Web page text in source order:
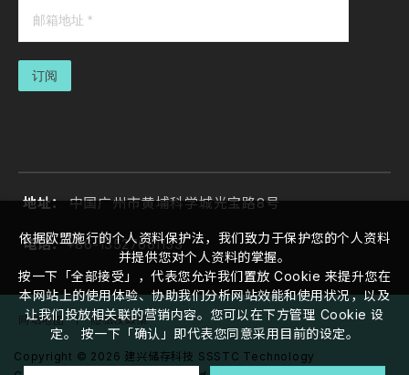
订阅
地址： 中国广州市黄埔科学城光宝路8号
电话：+86-13527661153
Copyright © 2026 建兴储存科技 SSSTC Technology
网站地图 ｜ 隐私权政策
依据欧盟施行的个人资料保护法，我们致力于保护您的个人资料
并提供您对个人资料的掌握。
按一下「全部接受」，代表您允许我们置放 Cookie 来提升您在
本网站上的使用体验、协助我们分析网站效能和使用状况，以及
让我们投放相关联的营销内容。您可以在下方管理 Cookie 设
定。 按一下「确认」即代表您同意采用目前的设定。